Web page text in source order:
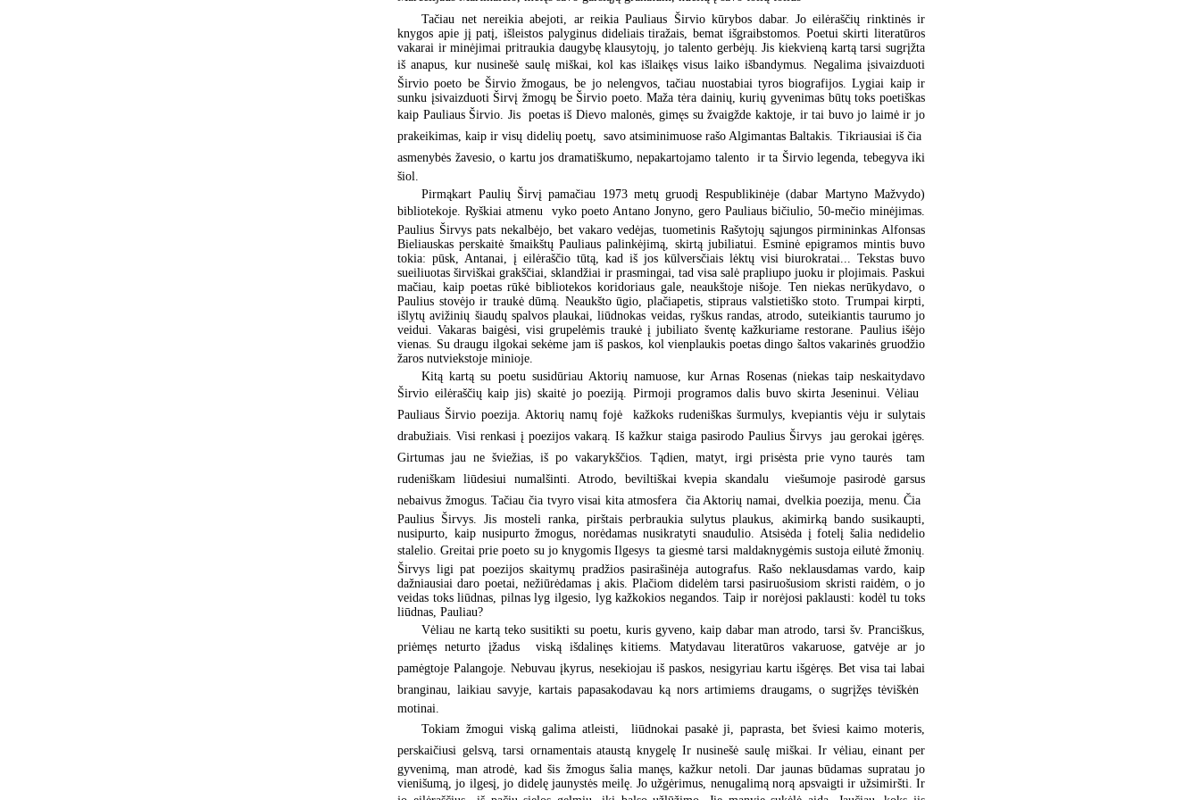
Tačiau net nereikia abejoti, ar reikia Pauliaus Širvio kūrybos dabar. Jo eilėraščių rinktinės ir
knygos apie jį patį, išleistos palyginus dideliais tiražais, bemat išgraibstomos. Poetui skirti literatūros
vakarai ir minėjimai pritraukia daugybę klausytojų, jo talento gerbėjų. Jis kiekvieną kartą tarsi sugrįžta
iš anapus, kur nusinešė saulę miškai, kol kas išlaikęs visus laiko išbandymus. Negalima įsivaizduoti
Širvio poeto be Širvio žmogaus, be jo nelengvos, tačiau nuostabiai tyros biografijos. Lygiai kaip ir
sunku įsivaizduoti Širvį žmogų be Širvio poeto. Maža tėra dainių, kurių gyvenimas būtų toks poetiškas
kaip Pauliaus Širvio. Jis  poetas iš Dievo malonės, gimęs su žvaigžde kaktoje, ir tai buvo jo laimė ir jo
prakeikimas, kaip ir visų didelių poetų,  savo atsiminimuose rašo Algimantas Baltakis. Tikriausiai iš čia 
asmenybės žavesio, o kartu jos dramatiškumo, nepakartojamo talento  ir ta Širvio legenda, tebegyva iki
šiol.
Pirmąkart Paulių Širvį pamačiau 1973 metų gruodį Respublikinėje (dabar Martyno Mažvydo)
bibliotekoje. Ryškiai atmenu  vyko poeto Antano Jonyno, gero Pauliaus bičiulio, 50-mečio minėjimas.
Paulius Širvys pats nekalbėjo, bet vakaro vedėjas, tuometinis Rašytojų sąjungos pirmininkas Alfonsas
Bieliauskas perskaitė šmaikštų Pauliaus palinkėjimą, skirtą jubiliatui. Esminė epigramos mintis buvo
tokia: pūsk, Antanai, į eilėraščio tūtą, kad iš jos kūlversčiais lėktų visi biurokratai... Tekstas buvo
sueiliuotas širviškai grakščiai, sklandžiai ir prasmingai, tad visa salė prapliupo juoku ir plojimais. Paskui
mačiau, kaip poetas rūkė bibliotekos koridoriaus gale, neaukštoje nišoje. Ten niekas nerūkydavo, o
Paulius stovėjo ir traukė dūmą. Neaukšto ūgio, plačiapetis, stipraus valstietiško stoto. Trumpai kirpti,
išlytų avižinių šiaudų spalvos plaukai, liūdnokas veidas, ryškus randas, atrodo, suteikiantis taurumo jo
veidui. Vakaras baigėsi, visi grupelėmis traukė į jubiliato šventę kažkuriame restorane. Paulius išėjo
vienas. Su draugu ilgokai sekėme jam iš paskos, kol vienplaukis poetas dingo šaltos vakarinės gruodžio
žaros nutviekstoje minioje.
Kitą kartą su poetu susidūriau Aktorių namuose, kur Arnas Rosenas (niekas taip neskaitydavo
Širvio eilėraščių kaip jis) skaitė jo poeziją. Pirmoji programos dalis buvo skirta Jeseninui. Vėliau 
Pauliaus Širvio poezija. Aktorių namų fojė  kažkoks rudeniškas šurmulys, kvepiantis vėju ir sulytais
drabužiais. Visi renkasi į poezijos vakarą. Iš kažkur staiga pasirodo Paulius Širvys  jau gerokai įgėręs.
Girtumas jau ne šviežias, iš po vakarykščios. Tądien, matyt, irgi prisėsta prie vyno taurės  tam
rudeniškam liūdesiui numalšinti. Atrodo, beviltiškai kvepia skandalu  viešumoje pasirodė garsus
nebaivus žmogus. Tačiau čia tvyro visai kita atmosfera  čia Aktorių namai, dvelkia poezija, menu. Čia 
Paulius Širvys. Jis mosteli ranka, pirštais perbraukia sulytus plaukus, akimirką bando susikaupti,
nusipurto, kaip nusipurto žmogus, norėdamas nusikratyti snaudulio. Atsisėda į fotelį šalia nedidelio
stalelio. Greitai prie poeto su jo knygomis Ilgesys  ta giesmė tarsi maldaknygėmis sustoja eilutė žmonių.
Širvys ligi pat poezijos skaitymų pradžios pasirašinėja autografus. Rašo neklausdamas vardo, kaip
dažniausiai daro poetai, nežiūrėdamas į akis. Plačiom didelėm tarsi pasiruošusiom skristi raidėm, o jo
veidas toks liūdnas, pilnas lyg ilgesio, lyg kažkokios negandos. Taip ir norėjosi paklausti: kodėl tu toks
liūdnas, Pauliau?
Vėliau ne kartą teko susitikti su poetu, kuris gyveno, kaip dabar man atrodo, tarsi šv. Pranciškus,
priėmęs neturto įžadus  viską išdalinęs kitiems. Matydavau literatūros vakaruose, gatvėje ar jo
pamėgtoje Palangoje. Nebuvau įkyrus, nesekiojau iš paskos, nesigyriau kartu išgėręs. Bet visa tai labai
branginau, laikiau savyje, kartais papasakodavau ką nors artimiems draugams, o sugrįžęs tėviškėn 
motinai.
Tokiam žmogui viską galima atleisti,  liūdnokai pasakė ji, paprasta, bet šviesi kaimo moteris,
perskaičiusi gelsvą, tarsi ornamentais ataustą knygelę Ir nusinešė saulę miškai. Ir vėliau, einant per
gyvenimą, man atrodė, kad šis žmogus šalia manęs, kažkur netoli. Dar jaunas būdamas supratau jo
vienišumą, jo ilgesį, jo didelę jaunystės meilę. Jo užgėrimus, nenugalimą norą apsvaigti ir užsimiršti. Ir